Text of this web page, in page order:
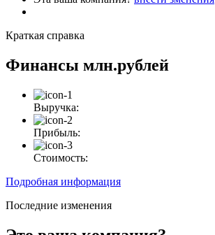
Краткая справка
Финансы млн.рублей
Выручка:
Прибыль:
Стоимость:
Подробная информация
Последние изменения